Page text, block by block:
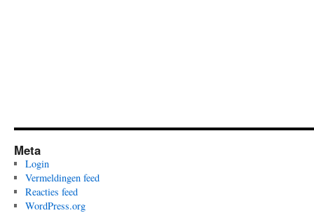
Meta
Login
Vermeldingen feed
Reacties feed
WordPress.org